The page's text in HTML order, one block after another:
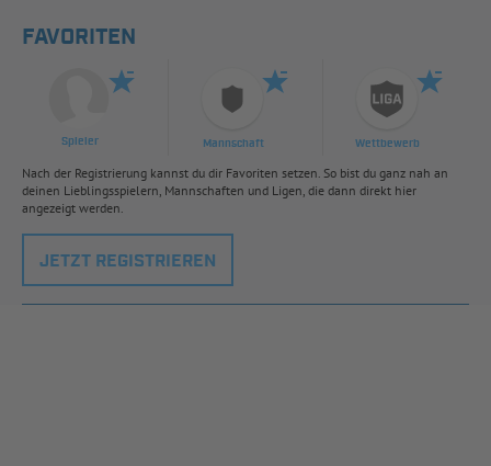
FAVORITEN
Spieler Mannschaft Wettbewerb
Nach der Registrierung kannst du dir Favoriten setzen. So bist du ganz nah an
deinen Lieblingsspielern, Mannschaften und Ligen, die dann direkt hier
angezeigt werden.
JETZT REGISTRIEREN